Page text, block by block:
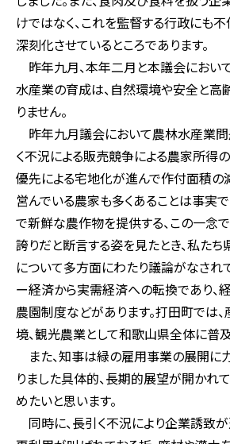
けではなく、これを監督する行政にも
深刻化させているところであります。
昨年九月、本年二月と本議会におい
水産業の育成は、自然環境や安全と高
りません。
昨年九月議会において農林水産業問
く不況による販売競争による農家所得
優先による宅地化が進んで作付面積の
営んでいる農家も多くあることは事実
で新鮮な農作物を提供する、この一念
誇りだと断言する姿を見たとき、私た
について多方面にわたり議論がなされ
ー経済から実需経済への転換であり、
農園制度などがあります。打田町では
境、観光農業として和歌山県全体に普
また、知事は緑の雇用事業の展開に
りました具体的、長期的展望が開かれ
めたいと思います。
同時に、長引く不況により企業誘致